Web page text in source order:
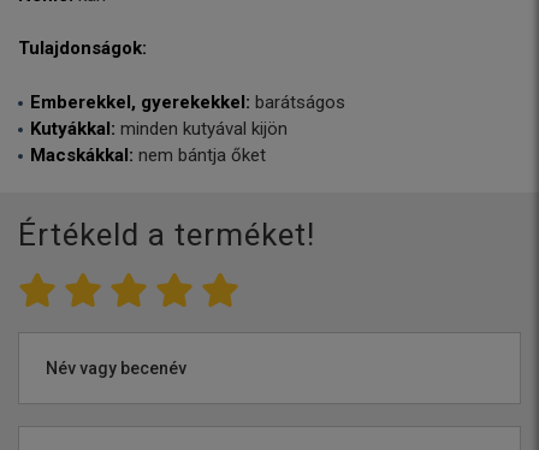
Tulajdonságok:
Emberekkel, gyerekekkel: barátságos
Kutyákkal: minden kutyával kijön
Macskákkal: nem bántja őket
Értékeld a terméket!
Név vagy becenév